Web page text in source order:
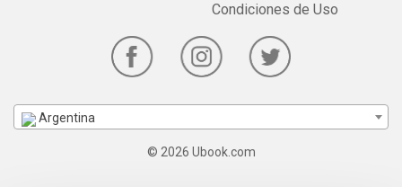
Condiciones de Uso
Argentina
© 2026 Ubook.com